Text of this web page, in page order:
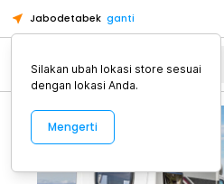
Jabodetabek ganti
Alat Kopi
Silakan ubah lokasi store sesuai
dengan lokasi Anda.
Mengerti